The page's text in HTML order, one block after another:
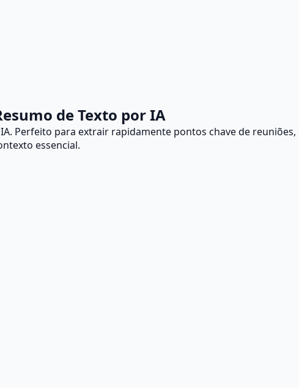
de Texto por IA
Perfeito para extrair rapidamente pontos chave de reuniões,
essencial.